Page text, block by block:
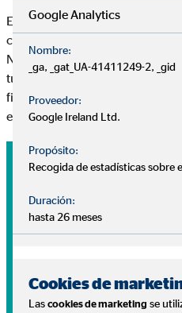
En OVB respondemos a tus
compromiso.
Nuestros consultores te
tus necesidades para ayudarte a
financieras y disfrutar de lo que
económica, tu salud y tu familia.
Google Analytics
Nombre:
_ga, _gat_UA-41411249-2, _gid
Proveedor:
Google Ireland Ltd.
Propósito:
Recogida de estadísticas sobre
Duración:
hasta 26 meses
Cookies de
Las cookies de marketing se